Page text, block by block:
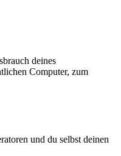
deines
Computer, zum
und du selbst deinen